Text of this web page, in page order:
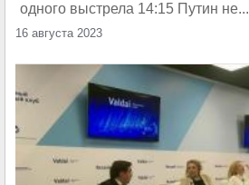
одного выстрела 14:15 Путин не...
16 августа 2023